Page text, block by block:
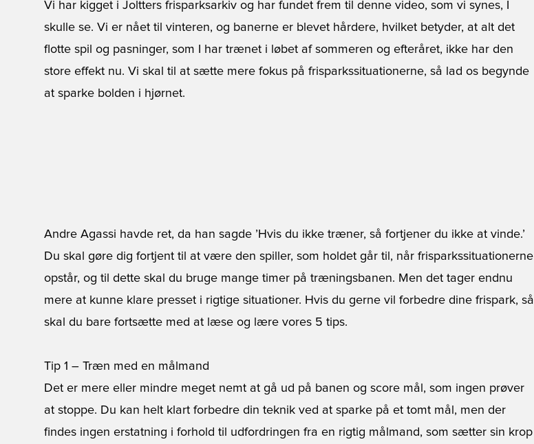
Vi har kigget i Joltters frisparksarkiv og har fundet frem til denne video, som vi synes, I
skulle se. Vi er nået til vinteren, og banerne er blevet hårdere, hvilket betyder, at alt det
flotte spil og pasninger, som I har trænet i løbet af sommeren og efteråret, ikke har den
store effekt nu. Vi skal til at sætte mere fokus på frisparkssituationerne, så lad os begynde
at sparke bolden i hjørnet.
Andre Agassi havde ret, da han sagde ’Hvis du ikke træner, så fortjener du ikke at vinde.’
Du skal gøre dig fortjent til at være den spiller, som holdet går til, når frisparkssituationerne
opstår, og til dette skal du bruge mange timer på træningsbanen. Men det tager endnu
mere at kunne klare presset i rigtige situationer. Hvis du gerne vil forbedre dine frispark, så
skal du bare fortsætte med at læse og lære vores 5 tips.
Tip 1 – Træn med en målmand
Det er mere eller mindre meget nemt at gå ud på banen og score mål, som ingen prøver
at stoppe. Du kan helt klart forbedre din teknik ved at sparke på et tomt mål, men der
findes ingen erstatning i forhold til udfordringen fra en rigtig målmand, som sætter sin krop